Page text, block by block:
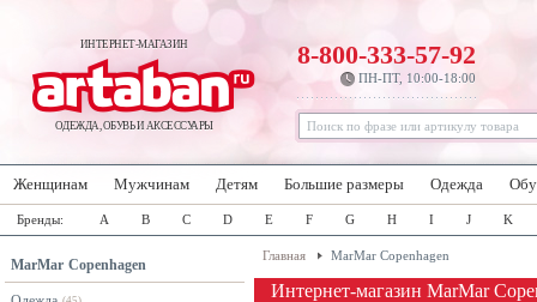
ИНТЕРНЕТ-МАГАЗИН
ОДЕЖДА, ОБУВЬ И АКСЕССУАРЫ
8-800-333-57-92
ПН-ПТ, 10:00-18:00
Женщинам Мужчинам Детям Большие размеры Одежда
Бренды: A B C D E F G H I J K
MarMar Copenhagen
Главная MarMar Copenhagen
Интернет-магазин MarMar